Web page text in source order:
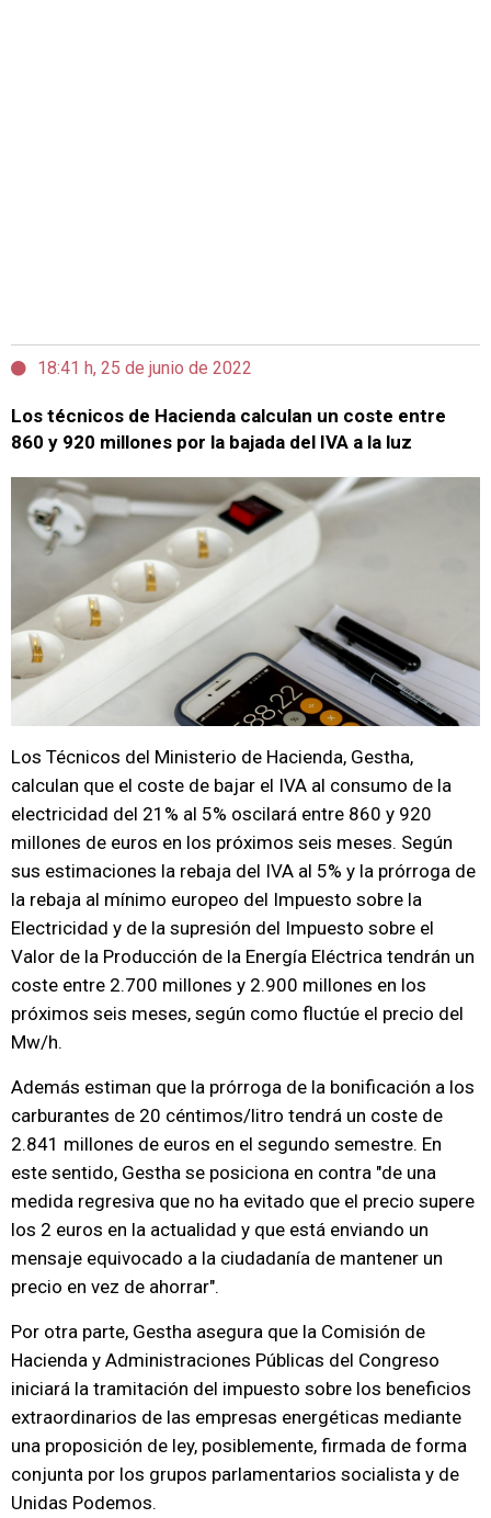
18:41 h, 25 de junio de 2022
Los técnicos de Hacienda calculan un coste entre
860 y 920 millones por la bajada del IVA a la luz
Los Técnicos del Ministerio de Hacienda, Gestha,
calculan que el coste de bajar el IVA al consumo de la
electricidad del 21% al 5% oscilará entre 860 y 920
millones de euros en los próximos seis meses. Según
sus estimaciones la rebaja del IVA al 5% y la prórroga de
la rebaja al mínimo europeo del Impuesto sobre la
Electricidad y de la supresión del Impuesto sobre el
Valor de la Producción de la Energía Eléctrica tendrán un
coste entre 2.700 millones y 2.900 millones en los
próximos seis meses, según como fluctúe el precio del
Mw/h.
Además estiman que la prórroga de la bonificación a los
carburantes de 20 céntimos/litro tendrá un coste de
2.841 millones de euros en el segundo semestre. En
este sentido, Gestha se posiciona en contra "de una
medida regresiva que no ha evitado que el precio supere
los 2 euros en la actualidad y que está enviando un
mensaje equivocado a la ciudadanía de mantener un
precio en vez de ahorrar".
Por otra parte, Gestha asegura que la Comisión de
Hacienda y Administraciones Públicas del Congreso
iniciará la tramitación del impuesto sobre los beneficios
extraordinarios de las empresas energéticas mediante
una proposición de ley, posiblemente, firmada de forma
conjunta por los grupos parlamentarios socialista y de
Unidas Podemos.